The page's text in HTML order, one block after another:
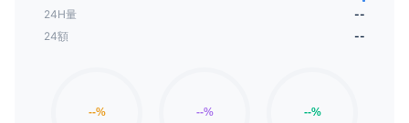
24H量
--
24額
--